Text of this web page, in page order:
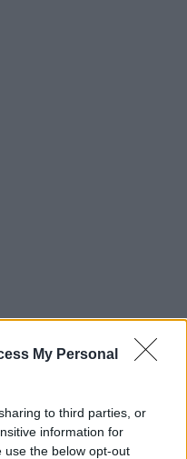
My Personal
to third parties, or
information for
use the below opt-out